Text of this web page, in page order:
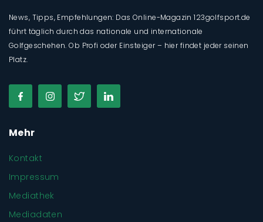
News, Tipps, Empfehlungen: Das Online-Magazin 123golfsport.de
führt täglich durch das nationale und internationale
Golfgeschehen. Ob Profi oder Einsteiger – hier findet jeder seinen
Platz.
Mehr
Kontakt
Impressum
Mediathek
Mediadaten